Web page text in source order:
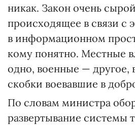
никак. Закон очень
происходящее в связи с
в информационном
кому понятно. Местные
одно, военные — другое,
скобки воевавшие в
По словам министра
развертывание системы